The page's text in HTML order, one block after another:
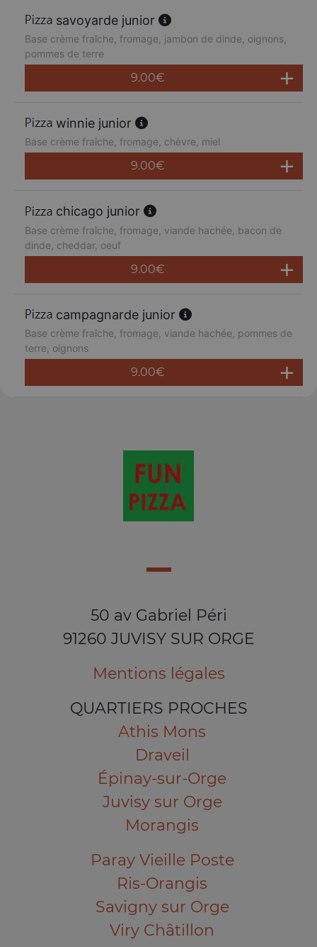
savoyarde junior
Base crème fraîche, fromage, jambon de dinde, oignons,
pommes de terre
9.00€
winnie junior
Base crème fraîche, fromage, chèvre, miel
9.00€
chicago junior
Base crème fraîche, fromage, viande hachée, bacon de
dinde, cheddar, oeuf
9.00€
campagnarde junior
Base crème fraîche, fromage, viande hachée, pommes de
terre, oignons
9.00€
50 av Gabriel Péri
91260 JUVISY SUR ORGE
Mentions légales
QUARTIERS PROCHES
Athis Mons
Draveil
Épinay-sur-Orge
Juvisy sur Orge
Morangis
Paray Vieille Poste
Ris-Orangis
Savigny sur Orge
Viry Châtillon